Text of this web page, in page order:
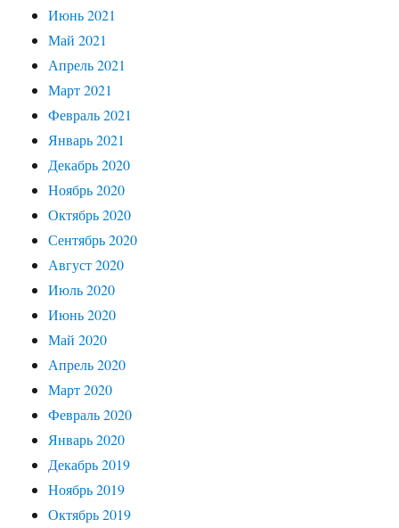
Июнь 2021
Май 2021
Апрель 2021
Март 2021
Февраль 2021
Январь 2021
Декабрь 2020
Ноябрь 2020
Октябрь 2020
Сентябрь 2020
Август 2020
Июль 2020
Июнь 2020
Май 2020
Апрель 2020
Март 2020
Февраль 2020
Январь 2020
Декабрь 2019
Ноябрь 2019
Октябрь 2019